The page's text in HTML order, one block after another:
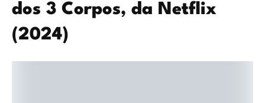
dos 3 Corpos, da Netflix
(2024)